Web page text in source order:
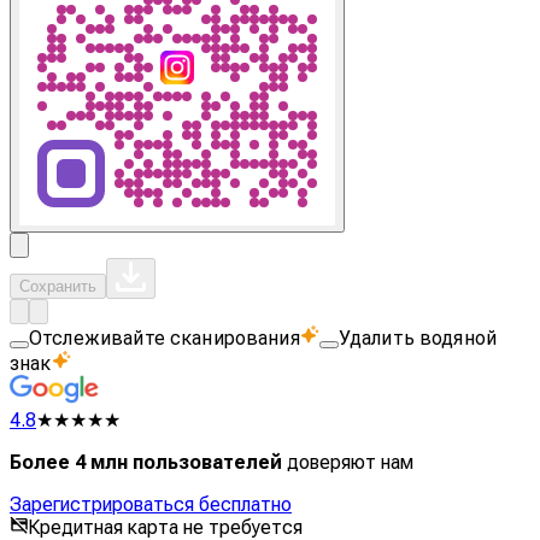
Сохранить
Отслеживайте сканирования
Удалить водяной
знак
4.8★★★★★
Более 4 млн пользователей доверяют нам
Зарегистрироваться бесплатно
Кредитная карта не требуется